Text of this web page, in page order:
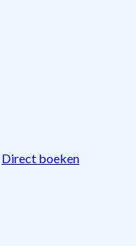
Direct boeken